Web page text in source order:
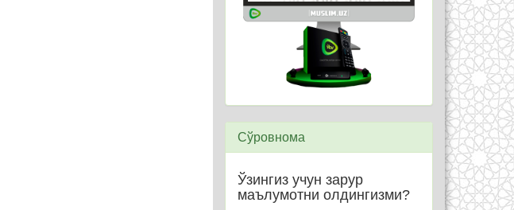
Сўровнома
Ўзингиз учун зарур
маълумотни олдингизми?